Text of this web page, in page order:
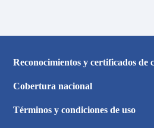
Reconocimientos y certificados de
Cobertura nacional
Términos y condiciones de uso